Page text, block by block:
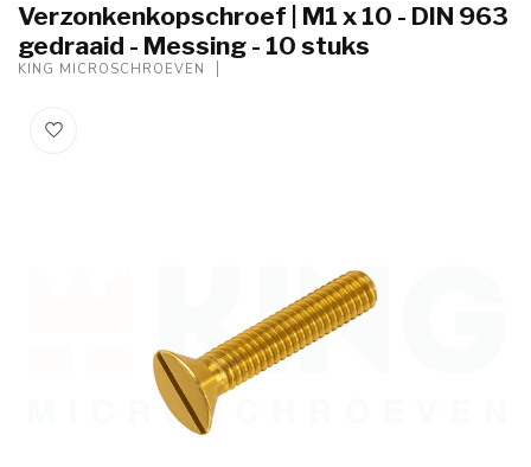
Verzonkenkopschroef | M1 x 10 - DIN 963
gedraaid - Messing - 10 stuks
KING MICROSCHROEVEN